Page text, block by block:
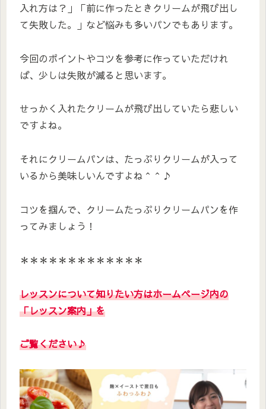
入れ方は？」「前に作ったときクリームが飛び出し
て失敗した。」など悩みも多いパンでもあります。
今回のポイントやコツを参考に作っていただけれ
ば、少しは失敗が減ると思います。
せっかく入れたクリームが飛び出していたら悲しい
ですよね。
それにクリームパンは、たっぷりクリームが入って
いるから美味しいんですよね＾＾♪
コツを掴んで、クリームたっぷりクリームパンを作
ってみましょう！
＊＊＊＊＊＊＊＊＊＊＊＊＊
レッスンについて知りたい方はホームページ内の
「レッスン案内」を
ご覧ください♪